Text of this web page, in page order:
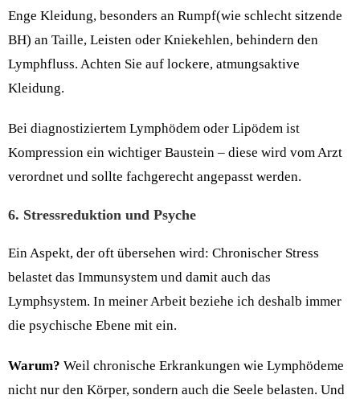
Enge Kleidung, besonders an Rumpf(wie schlecht sitzende
BH) an Taille, Leisten oder Kniekehlen, behindern den
Lymphfluss. Achten Sie auf lockere, atmungsaktive
Kleidung.
Bei diagnostiziertem Lymphödem oder Lipödem ist
Kompression ein wichtiger Baustein – diese wird vom Arzt
verordnet und sollte fachgerecht angepasst werden.
6. Stressreduktion und Psyche
Ein Aspekt, der oft übersehen wird: Chronischer Stress
belastet das Immunsystem und damit auch das
Lymphsystem. In meiner Arbeit beziehe ich deshalb immer
die psychische Ebene mit ein.
Warum? Weil chronische Erkrankungen wie Lymphödeme
nicht nur den Körper, sondern auch die Seele belasten. Und